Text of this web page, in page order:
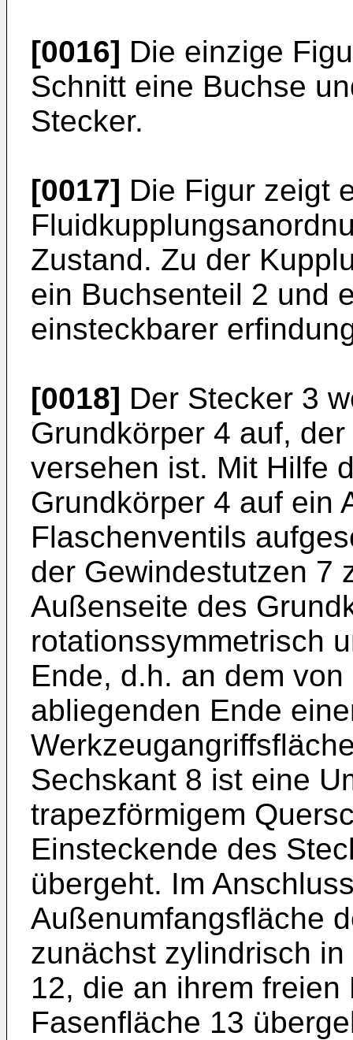
[0016] Die einzige
Schnitt eine Buchse
Stecker.
[0017] Die Figur zeigt
Zustand. Zu der
ein Buchsenteil 2 und
einsteckbarer
[0018] Der Stecker 3
Grundkörper 4 auf,
versehen ist. Mit Hilfe
Grundkörper 4 auf ein
Flaschenventils
der Gewindestutzen 7
Außenseite des
rotationssymmetrisch
Ende, d.h. an dem
abliegenden Ende
Sechskant 8 ist eine
trapezförmigem
Einsteckende des
übergeht. Im
Außenumfangsfläche
zunächst zylindrisch
12, die an ihrem
Fasenfläche 13